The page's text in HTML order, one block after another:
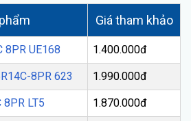
Giá tham khảo
8PR UE168 1.400.000đ
8PR 623 1.990.000đ
LT5 1.870.000đ